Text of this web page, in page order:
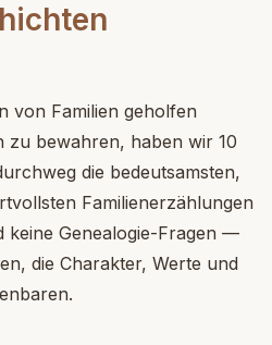
von Familien geholfen
zu bewahren, haben wir 10
die bedeutsamsten,
Familienerzählungen
keine Genealogie-Fragen —
die Charakter, Werte und